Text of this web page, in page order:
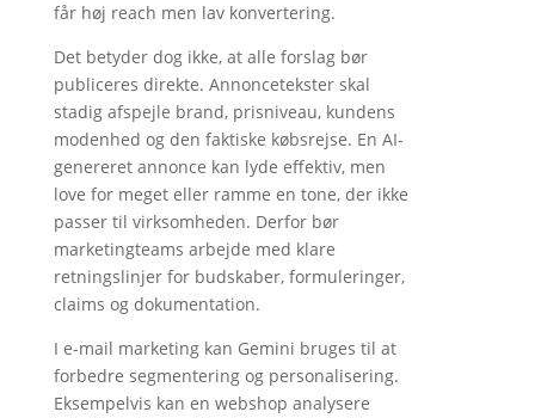
får høj reach men lav konvertering.
Det betyder dog ikke, at alle forslag bør
publiceres direkte. Annoncetekster skal
stadig afspejle brand, prisniveau, kundens
modenhed og den faktiske købsrejse. En AI-
genereret annonce kan lyde effektiv, men
love for meget eller ramme en tone, der ikke
passer til virksomheden. Derfor bør
marketingteams arbejde med klare
retningslinjer for budskaber, formuleringer,
claims og dokumentation.
I e-mail marketing kan Gemini bruges til at
forbedre segmentering og personalisering.
Eksempelvis kan en webshop analysere